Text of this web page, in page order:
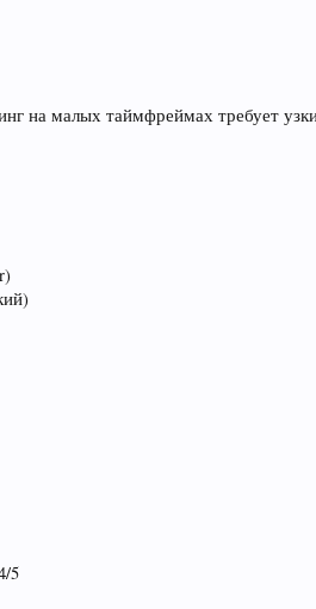
на малых таймфреймах требует
5